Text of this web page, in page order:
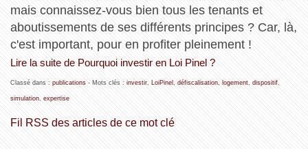
mais connaissez-vous bien tous les tenants et
aboutissements de ses différents principes ? Car, là,
c'est important, pour en profiter pleinement !
Lire la suite de Pourquoi investir en Loi Pinel ?
Classé dans : publications- Mots clés : investir, LoiPinel défiscalisation, logement, dispositif,
simulation, expertise
Fil RSS des articles de ce mot clé